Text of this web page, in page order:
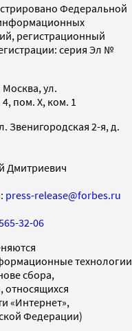
Федеральной
регистрационный
серия Эл №
Москва, ул.
пом. X, ком. 1
Звенигородская 2-я, д.
Дмитриевич
press-release@forbes.ru
32-06
технологии
сбора,
относящихся
«Интернет»,
Федерации)